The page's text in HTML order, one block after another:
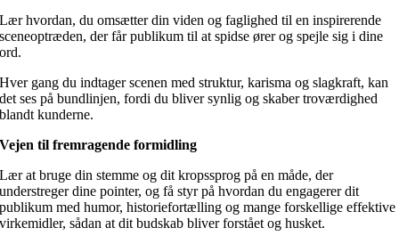
Lær hvordan, du omsætter din viden og faglighed til en inspirerende
sceneoptræden, der får publikum til at spidse ører og spejle sig i dine
ord.
Hver gang du indtager scenen med struktur, karisma og slagkraft, kan
det ses på bundlinjen, fordi du bliver synlig og skaber troværdighed
blandt kunderne.
Vejen til fremragende formidling
Lær at bruge din stemme og dit kropssprog på en måde, der
understreger dine pointer, og få styr på hvordan du engagerer dit
publikum med humor, historiefortælling og mange forskellige effektive
virkemidler, sådan at dit budskab bliver forstået og husket.